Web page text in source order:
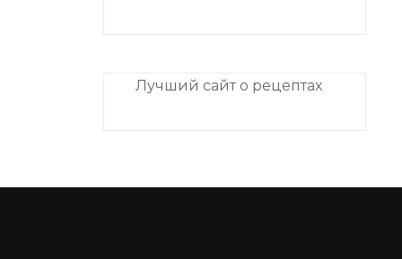
Лучший сайт о рецептах